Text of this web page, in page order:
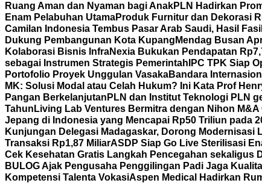
Ruang Aman dan Nyaman bagi AnakPLN Hadirkan
Enam Pelabuhan UtamaProduk Furnitur dan Dekorasi
Camilan Indonesia Tembus Pasar Arab Saudi, Hasil
Dukung Pembangunan Kota Kupang Mendag Busan
Kolaborasi Bisnis InfraNexia Bukukan Pendapatan
sebagai Instrumen Strategis Pemerintah IPC TPK Siap
Portofolio Proyek Unggulan VasakaBandara
MK: Solusi Modal atau Celah Hukum? Ini Kata Prof
Pangan Berkelanjutan PLN dan Institut Teknologi PLN
Tahun Living Lab Ventures Bermitra dengan Nihon
Jepang di Indonesia yang Mencapai Rp50 Triliun pada
Kunjungan Delegasi Madagaskar, Dorong Modernisasi
Transaksi Rp1,87 MiliarASDP Siap Go Live Sterilisasi
Cek Kesehatan Gratis Langkah Pencegahan sekaligus
BULOG Ajak Pengusaha Penggilingan Padi Jaga
Kompetensi Talenta VokasiAspen Medical Hadirkan